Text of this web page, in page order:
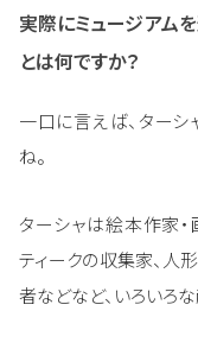
実際にミュージアム
とは何ですか？
一口に言えば、ターシ
ね。
ターシャは絵本作家・
ティークの収集家、人
者などなど、いろいろ